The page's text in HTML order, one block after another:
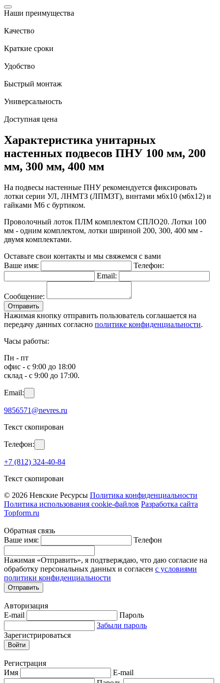
Наши преимущества
Качество
Краткие сроки
Удобство
Быстрый монтаж
Универсальность
Доступная цена
Характеристика унитарных
настенных подвесов ПНУ 100 мм, 200
мм, 300 мм, 400 мм
На подвесы настенные ПНУ рекомендуется фиксировать
лотки серии УЛ, ЛНМТЗ (ЛПМЗТ), винтами м6х10 (м6х12) и
гайками М6 с буртиком.
Проволочный лоток ПЛМ комплектом СПЛО20. Лотки 100
мм - одним комплектом, лотки шириной 200, 300, 400 мм -
двумя комплектами.
Оставьте свои контакты и мы свяжемся с вами
Ваше имя:
Телефон:
Email:
Сообщение:
Отправить
Нажимая кнопку отправить пользователь соглашается на
передачу данных согласно политике конфиденциальности.
Часы работы:
Пн - пт
офис - с 9:00 до 18:00
склад - с 9:00 до 17:00.
Email:
9856571@nevres.ru
Текст скопирован
Телефон:
+7 (812) 324-40-84
Текст скопирован
© 2026 Невские Ресурсы Политика конфиденциальности
Политика использования cookie-файлов Разработка сайта
Topform.ru
Обратная связь
Ваше имя:
Телефон
Нажимая «Отправить», я подтверждаю, что даю согласие на
обработку персональных данных и согласен с условиями
политики конфиденциальности
Отправить
Авторизация
E-mail
Пароль
Забыли пароль
Зарегистрироваться
Войти
Регистрация
Имя
E-mail